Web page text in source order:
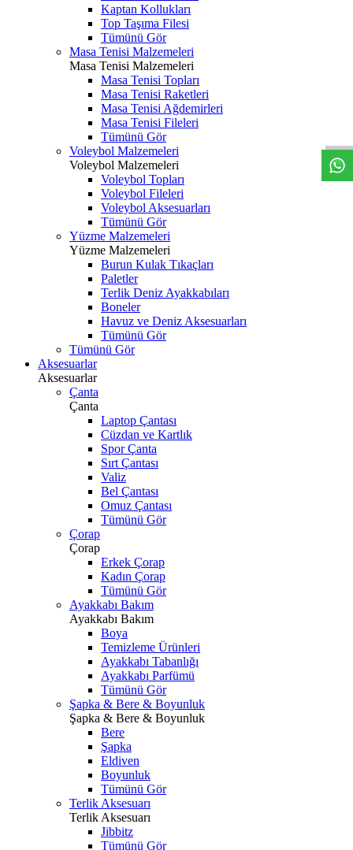
Kaptan Kollukları
Top Taşıma Filesi
Tümünü Gör
Masa Tenisi Malzemeleri
Masa Tenisi Malzemeleri
Masa Tenisi Topları
Masa Tenisi Raketleri
Masa Tenisi Ağdemirleri
Masa Tenisi Fileleri
Tümünü Gör
Voleybol Malzemeleri
Voleybol Malzemeleri
Voleybol Topları
Voleybol Fileleri
Voleybol Aksesuarları
Tümünü Gör
Yüzme Malzemeleri
Yüzme Malzemeleri
Burun Kulak Tıkaçları
Paletler
Terlik Deniz Ayakkabıları
Boneler
Havuz ve Deniz Aksesuarları
Tümünü Gör
Tümünü Gör
Aksesuarlar
Aksesuarlar
Çanta
Çanta
Laptop Çantası
Cüzdan ve Kartlık
Spor Çanta
Sırt Çantası
Valiz
Bel Çantası
Omuz Çantası
Tümünü Gör
Çorap
Çorap
Erkek Çorap
Kadın Çorap
Tümünü Gör
Ayakkabı Bakım
Ayakkabı Bakım
Boya
Temizleme Ürünleri
Ayakkabı Tabanlığı
Ayakkabı Parfümü
Tümünü Gör
Şapka & Bere & Boyunluk
Şapka & Bere & Boyunluk
Bere
Şapka
Eldiven
Boyunluk
Tümünü Gör
Terlik Aksesuarı
Terlik Aksesuarı
Jibbitz
Tümünü Gör